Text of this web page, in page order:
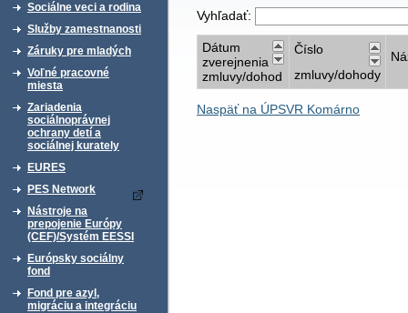
Sociálne veci a rodina
Služby zamestnanosti
Záruky pre mladých
Voľné pracovné
miesta
Zariadenia
sociálnoprávnej
ochrany detí a
sociálnej kurately
EURES
PES Network
Nástroje na
prepojenie Európy
(CEF)/Systém EESSI
Európsky sociálny
fond
Fond pre azyl,
migráciu a integráciu
Vyhľadať:
Dátum
zverejnenia
zmluvy/dohod
Číslo
zmluvy/dohody
Naspäť na ÚPSVR Komárno